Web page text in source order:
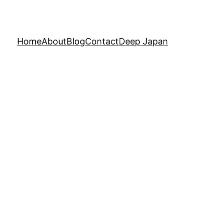
HomeAboutBlogContactDeep Japan